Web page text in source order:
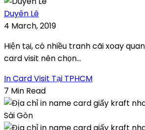
Duyên Lê
4 March, 2019
Hiện tại, có nhiều tranh cãi xoay
card visit nên chọn...
In Card Visit Tại TPHCM
7 Min Read